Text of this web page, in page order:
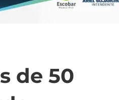
de 50